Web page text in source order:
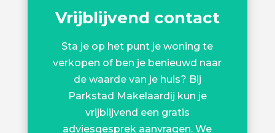
Vrijblijvend contact
Sta je op het punt je woning te
verkopen of ben je benieuwd naar
de waarde van je huis? Bij
Parkstad Makelaardij kun je
vrijblijvend een gratis
adviesgesprek aanvragen. We